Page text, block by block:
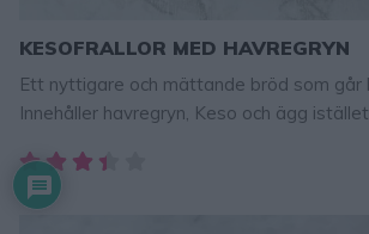
KESOFRALLOR MED HAVREGRYN
Ett nyttigare och mättande bröd som går
Innehåller havregryn, Keso och ägg
här! Kesofrallor med havregryn 10 st 8 dl
salt2 tsk bakpulver 4 ägg 250 g Keso